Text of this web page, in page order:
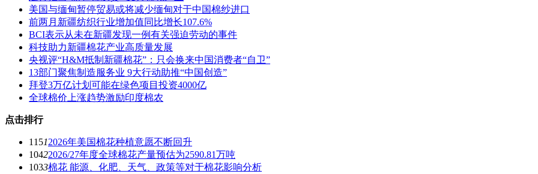
美国与缅甸暂停贸易或将减少缅甸对于中国棉纱进口
前两月新疆纺织行业增加值同比增长107.6%
BCI表示从未在新疆发现一例有关强迫劳动的事件
科技助力新疆棉花产业高质量发展
央视评“H&M抵制新疆棉花”：只会换来中国消费者“自卫”
13部门聚焦制造服务业 9大行动助推“中国创造”
拜登3万亿计划可能在绿色项目投资4000亿
全球棉价上涨趋势激励印度棉农
点击排行
11512026年美国棉花种植意愿不断回升
10422026/27年度全球棉花产量预估为2590.81万吨
1033棉花 能源、化肥、天气、政策等对于棉花影响分析